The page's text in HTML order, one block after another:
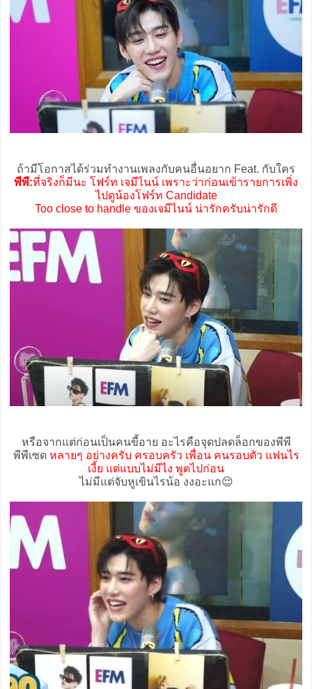
ถ้ามีโอกาสได้ร่วมทำงานเพลงกับคนอื่นอยาก Feat. กับใคร
พีพี:ที่จริงก็มีนะ โฟร์ท เจมีไนน์ เพราะว่าก่อนเข้ารายการเพิ่ง
ไปดูน้องโฟร์ท Candidate
Too close to handle ของเจมีไนน์ น่ารักครับน่ารักดี
หรือจากแต่ก่อนเป็นคนขี้อาย อะไรคือจุดปลดล็อกของพีพี
พีพีเซด หลายๆ อย่างครับ ครอบครัว เพื่อน คนรอบตัว แฟนไร
เงี้ย แต่แบบไม่มีไง พูดไปก่อน
ไม่มีแต่จับหูเขินไรน้อ งงอะแก😌